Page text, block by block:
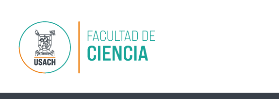
Pasar al contenido principal